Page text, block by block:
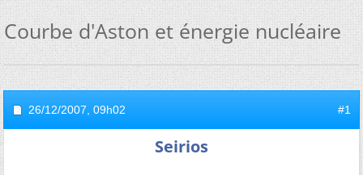
Courbe d'Aston et énergie nucléaire
26/12/2007, 09h02 #1
Seirios